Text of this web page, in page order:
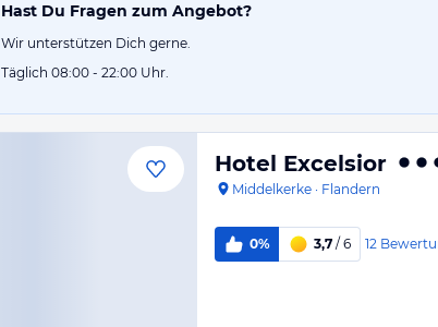
Hast Du Fragen zum Angebot?
Wir unterstützen Dich gerne.
Täglich 08:00 - 22:00 Uhr.
Hotel Excelsior
Middelkerke · Flandern
0% 3,7 / 6 12